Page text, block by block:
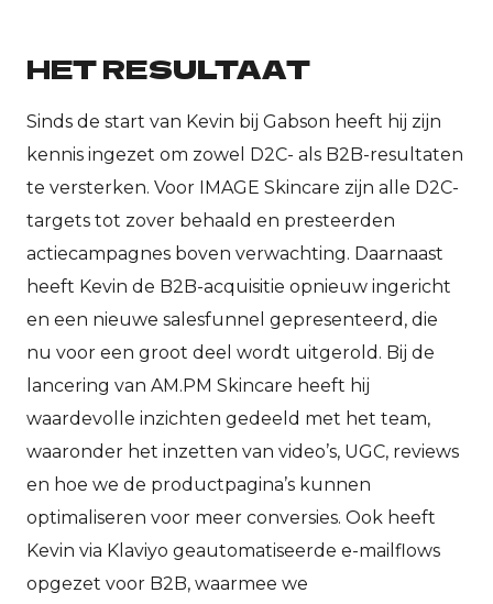
HET RESULTAAT
Sinds de start van Kevin bij Gabson heeft hij zijn
kennis ingezet om zowel D2C- als B2B-resultaten
te versterken. Voor IMAGE Skincare zijn alle D2C-
targets tot zover behaald en presteerden
actiecampagnes boven verwachting. Daarnaast
heeft Kevin de B2B-acquisitie opnieuw ingericht
en een nieuwe salesfunnel gepresenteerd, die
nu voor een groot deel wordt uitgerold. Bij de
lancering van AM.PM Skincare heeft hij
waardevolle inzichten gedeeld met het team,
waaronder het inzetten van video’s, UGC, reviews
en hoe we de productpagina’s kunnen
optimaliseren voor meer conversies. Ook heeft
Kevin via Klaviyo geautomatiseerde e-mailflows
opgezet voor B2B, waarmee we